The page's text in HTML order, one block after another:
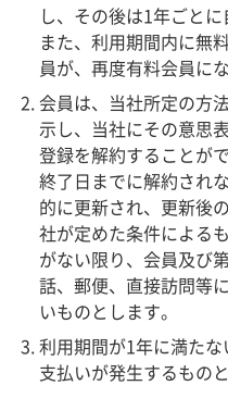
し、その後は1年ごとに
また、利用期間内に無
員が、再度有料会員に
会員は、当社所定の方
示し、当社にその意思
登録を解約することが
終了日までに解約され
的に更新され、更新後
社が定めた条件による
がない限り、会員及び
話、郵便、直接訪問等
いものとします。
利用期間が1年に満た
支払いが発生するもの